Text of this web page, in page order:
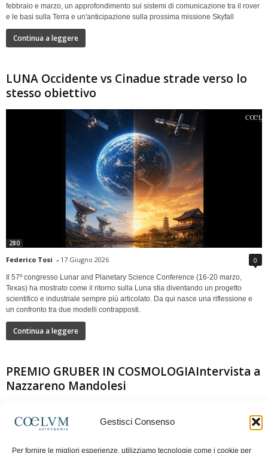
Gestisci Consenso
Per fornire le migliori esperienze, utilizziamo tecnologie come i cookie per
febbraio e marzo, un approfondimento sui sistemi di comunicazione tra il rover
e le basi sulla Terra e un'anticipazione sulla prossima missione Skyfall
Continua a leggere
LUNA Occidente vs Cinadue strade verso lo
stesso obiettivo
280
Federico Tosi - 17 Giugno 2026 0
Il 57º congresso Lunar and Planetary Science Conference (16-20 marzo,
Texas) ha mostrato come il ritorno sulla Luna stia diventando un progetto
scientifico e industriale sempre più articolato. Da qui nasce una riflessione e
un confronto tra due modelli contrapposti.
Continua a leggere
PREMIO GRUBER IN COSMOLOGIAIntervista a
Nazzareno Mandolesi